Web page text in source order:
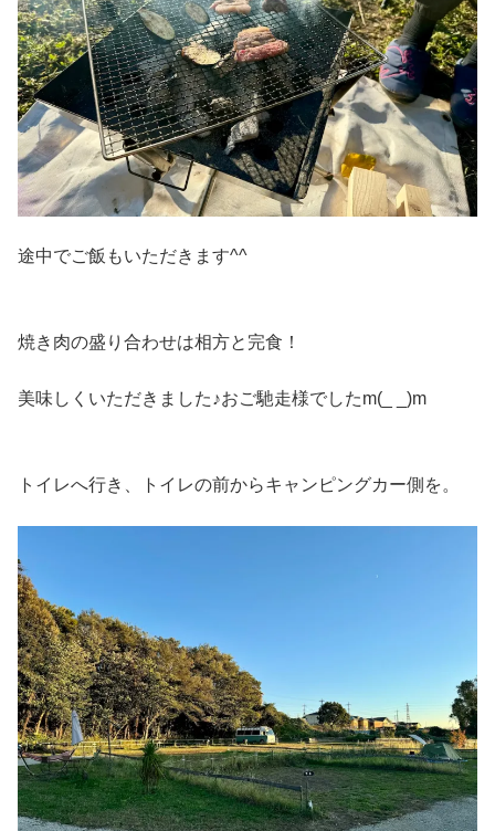
途中でご飯もいただきます^^
焼き肉の盛り合わせは相方と完食！
美味しくいただきました♪おご馳走様でしたm(_ _)m
トイレへ行き、トイレの前からキャンピングカー側を。